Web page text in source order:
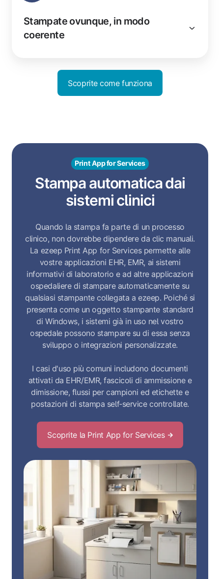
Stampate ovunque, in modo
coerente
Scoprite come funziona
Print App for Services
Stampa automatica dai
sistemi clinici
Quando la stampa fa parte di un processo
clinico, non dovrebbe dipendere da clic manuali.
La ezeep Print App for Services permette alle
vostre applicazioni EHR, EMR, ai sistemi
informativi di laboratorio e ad altre applicazioni
ospedaliere di stampare automaticamente su
qualsiasi stampante collegata a ezeep. Poiché si
presenta come un oggetto stampante standard
di Windows, i sistemi già in uso nel vostro
ospedale possono stampare su di essa senza
sviluppo o integrazioni personalizzate.
I casi d'uso più comuni includono documenti
attivati da EHR/EMR, fascicoli di ammissione e
dimissione, flussi per campioni ed etichette e
postazioni di stampa self‑service controllate.
Scoprite la Print App for Services